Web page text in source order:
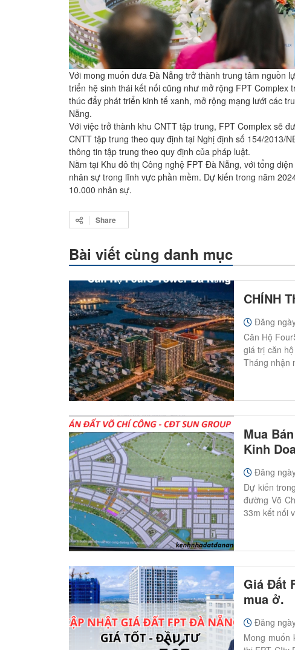
Với mong muốn đưa Đà Nẵng trở thành trung tâm nguồn
triển hệ sinh thái kết nối cũng như mở rộng FPT
thúc đẩy phát triển kinh tế xanh, mở rộng mạng lưới các
Nẵng.
Với việc trở thành khu CNTT tập trung, FPT Complex sẽ
CNTT tập trung theo quy định tại Nghị định số 154/2013/
thông tin tập trung theo quy định của pháp luật.
Nằm tại Khu đô thị Công nghệ FPT Đà Nẵng, với tổng
nhân sự trong lĩnh vực phần mềm. Dự kiến trong năm
10.000 nhân sự.
Share
Bài viết cùng danh mục
CHÍNH
Đăng
Căn Hộ
giá trị căn
Tháng nhận
Mua
Kinh
Đăng
Dự kiến
đường Võ
33m kết nối
Giá Đất
mua ở.
Đăng
Mong muốn